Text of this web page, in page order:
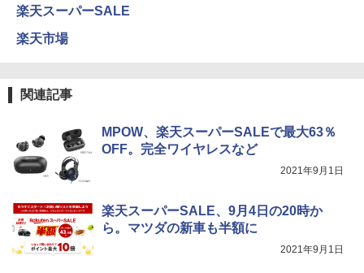
楽天スーパーSALE
楽天市場
関連記事
MPOW、楽天スーパーSALEで最大63％
OFF。完全ワイヤレスなど
2021年9月1日
楽天スーパーSALE、9月4日の20時か
ら。マツダの新車も半額に
2021年9月1日